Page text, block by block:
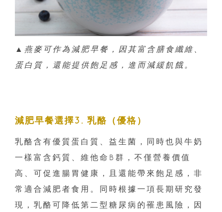
▲ 燕麥可作為減肥早餐，因其富含膳食纖維、
蛋白質，還能提供飽足感，進而減緩飢餓。
減肥早餐選擇3. 乳酪（優格）
乳酪含有優質蛋白質、益生菌，同時也與牛奶
一樣富含鈣質、維他命B群，不僅營養價值
高、可促進腸胃健康，且還能帶來飽足感，非
常適合減肥者食用。同時根據一項長期研究發
現，乳酪可降低第二型糖尿病的罹患風險，因